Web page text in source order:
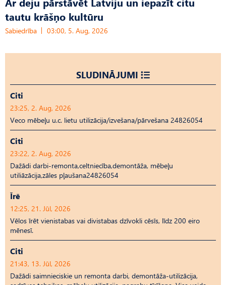
tautu krāšņo kultūru
Sabiedrība 03:00, 5. Aug, 2026
SLUDINĀJUMI
Citi
23:25, 2. Aug, 2026
Veco mēbeļu u.c. lietu utilizācija/izvešana/pārvešana 24826054
Citi
23:22, 2. Aug, 2026
Dažādi darbi-remonta,celtniecība,demontāža, mēbeļu
utiliāzācija,zāles pļaušana24826054
Īrē
12:25, 21. Jūl, 2026
Vēlos īrēt vienistabas vai divistabas dzīvokli cēsīs, līdz 200 eiro
mēnesī.
Citi
21:43, 13. Jūl, 2026
Dažādi saimnieciskie un remonta darbi, demontāža-utilizācija,